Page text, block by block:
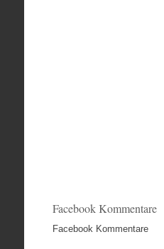
Facebook Kommentare
Facebook Kommentare